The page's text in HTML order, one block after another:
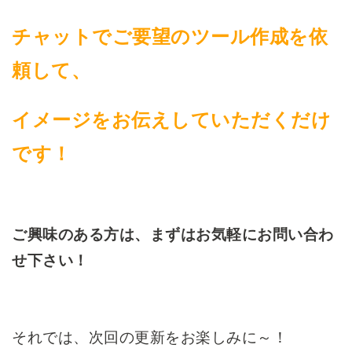
チャットでご要望のツール作成を依
頼して、
イメージをお伝えしていただくだけ
です！
ご興味のある方は、まずはお気軽にお問い合わ
せ下さい！
それでは、次回の更新をお楽しみに～！